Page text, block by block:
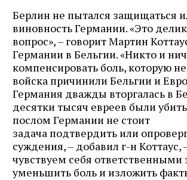
Берлин не пытался защищаться
виновность Германии. «Это
вопрос», – говорит Мартин
Германии в Бельгии. «Никто и
компенсировать боль, которую
войска причинили Бельгии и
Германия дважды вторгалась в
десятки тысяч евреев были
послом Германии не стоит
задача подтвердить или
суждения, – добавил г-н Коттаус,
чувствуем себя ответственными
уменьшить боль и изложить